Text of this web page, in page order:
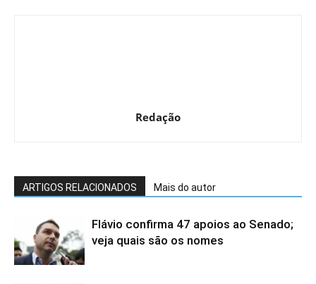
Redação
ARTIGOS RELACIONADOS Mais do autor
Flávio confirma 47 apoios ao Senado;
veja quais são os nomes